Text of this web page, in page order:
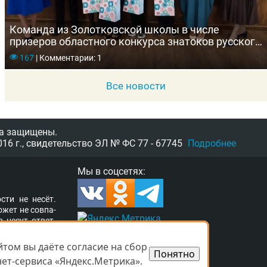
Команда из Золотковской школы в числе
призеров областного конкурса знатоков русского
языка «Грамотеи.РУ»
167 |Комментарии: 1
Все новости
защищены.
г., свидетельство ЭЛ № ФС 77 - 67745 Подробнее
Мы в соцсетях:
не несёт.
не сов­па­
несут от­вет­
свя­зать­ся с
прав. Ва­ши
при­ня­ты.
вы даёте согласие на сбор
сервиса «Яндекс.Метрика».
Понятно
вы даёте согласие на сбор
сервиса «Яндекс.Метрика».
Понятно